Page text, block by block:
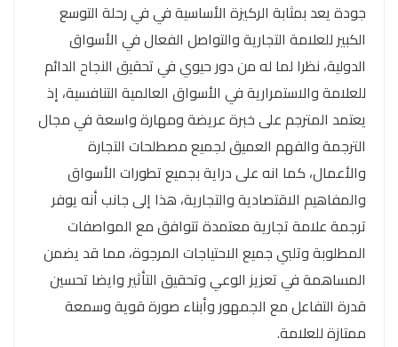
جودة يعد بمثابة الركيزة الأساسية في في رحلة التوسع
الكبير للعلامة التجارية والتواصل الفعال في الأسواق
الدولية، نظرا لما له من دور حيوي في تحقيق النجاح الدائم
للعلامة والاستمرارية في الأسواق العالمية التنافسية، إذ
يعتمد المترجم على خبرة عريضة ومهارة واسعة في مجال
الترجمة والفهم العميق لجميع مصطلحات التجارة
والأعمال، كما انه على دراية بجميع تطورات الأسواق
والمفاهيم الاقتصادية والتجارية، هذا إلى جانب أنه يوفر
ترجمة علامة تجارية معتمدة تتوافق مع المواصفات
المطلوبة وتلبي جميع الاحتياجات المرجوة، مما قد يضمن
المساهمة في تعزيز الوعي وتحقيق التأثير وايضا تحسين
قدرة التفاعل مع الجمهور وأبناء صورة قوية وسمعة
ممتازة للعلامة.